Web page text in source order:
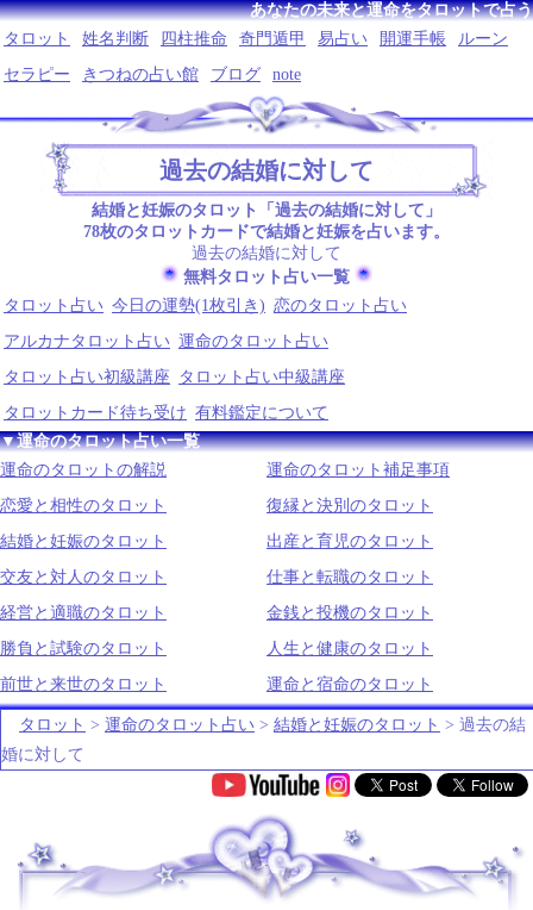
あなたの未来と運命をタロットで占う
タロット
姓名判断 四柱推命 奇門遁甲 易占い 開運手帳
ルーン
セラピー
きつねの占い館 ブログ note
過去の結婚に対して
結婚と妊娠のタロット「過去の結婚に対して」
78枚のタロットカードで結婚と妊娠を占います。
過去の結婚に対して
無料タロット占い一覧
タロット占い 今日の運勢(1枚引き) 恋のタロット占い
アルカナタロット占い 運命のタロット占い
タロット占い初級講座
タロット占い中級講座
タロットカード待ち受け 有料鑑定について
▼運命のタロット占い一覧
運命のタロットの解説
運命のタロット補足事項
恋愛と相性のタロット
復縁と決別のタロット
結婚と妊娠のタロット
出産と育児のタロット
交友と対人のタロット
仕事と転職のタロット
経営と適職のタロット
金銭と投機のタロット
勝負と試験のタロット
人生と健康のタロット
前世と来世のタロット
運命と宿命のタロット
タロット > 運命のタロット占い > 結婚と妊娠のタロット > 過去の結
婚に対して
.